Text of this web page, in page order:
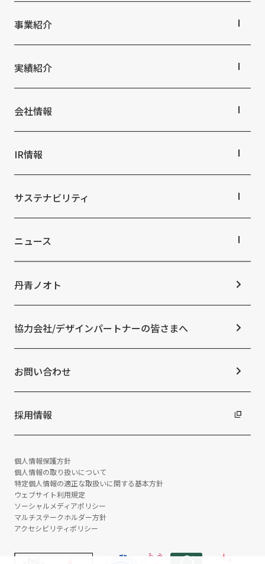
トップメッセージ
私たちの未来ビジョン2046
事業紹介
対応領域
提供サービス・ソリューション一覧
実績紹介
商業空間
パブリック空間
ビジネス空間
文化空間
会社情報
会社概要
拠点・グループ会社
オフィス紹介
IR情報
株主・投資家の皆さまへ
中期経営計画
IRライブラリ
コーポレートガバナンス
IRニュース
よくあるご質問
サステナビリティ
トップコミットメント
マテリアリティ
ESGの取り組み：E（環境）
ESGの取り組み：S（社会）
ESGの取り組み：G（ガバナンス）
統合報告書
サステナビリティデータ
ニュース
お知らせ
ニュースリリース
丹青ノオト
協力会社/デザインパートナーの皆さまへ
お問い合わせ
採用情報
個人情報保護方針
個人情報の取り扱いについて
特定個人情報の適正な取扱いに関する基本方針
ウェブサイト利用規定
ソーシャルメディアポリシー
マルチステークホルダー方針
アクセシビリティポリシー